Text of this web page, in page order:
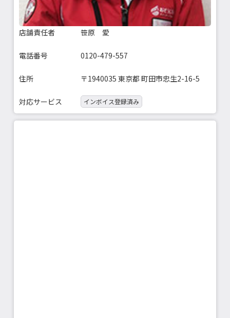
店舗責任者 笹原 愛
電話番号 0120-479-557
住所 〒1940035 東京都 町田市忠生2-16-5
対応サービス インボイス登録済み